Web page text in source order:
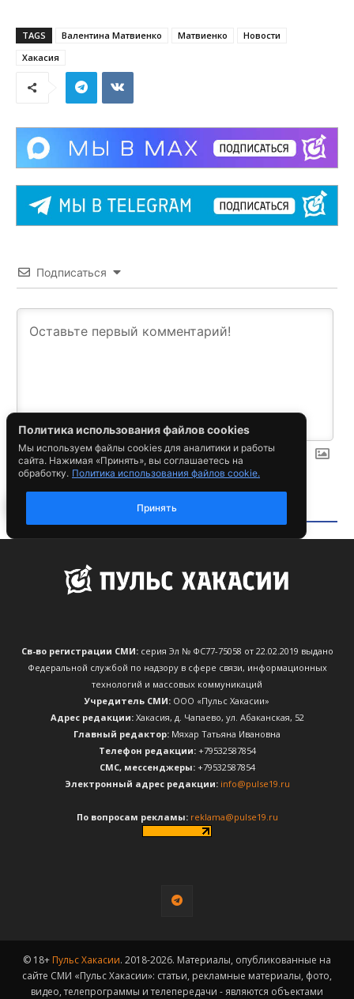
Св-во регистрации СМИ:серия Эл № ФС77-75058 от 22.02.2019 выдано
Федеральной службой по надзору в сфере связи, информационных
технологий и массовых коммуникаций
Учредитель СМИ: ООО «Пульс Хакасии»
Адрес редакции:Хакасия, д. Чапаево, ул. Абаканская, 52
Главный редактор: Мяхар Татьяна Ивановна
Телефон редакции:+79532587854
CМС, мессенджеры:+79532587854
Электронный адрес редакции: info@pulse19.ru
По вопросам рекламы: reklama@pulse19.ru
© 18+ Пульс Хакасии. 2018-2026. Материалы, опубликованные на
сайте СМИ «Пульс Хакасии»: статьи, рекламные материалы, фото,
видео, телепрограммы и телепередачи - являются объектами